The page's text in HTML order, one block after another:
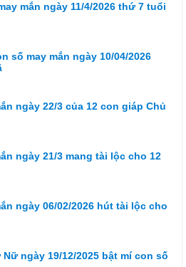
mắn ngày 11/4/2026 thứ 7 tuổi
số may mắn ngày 10/04/2026
ngày 22/3 của 12 con giáp Chủ
ngày 21/3 mang tài lộc cho 12
ngày 06/02/2026 hút tài lộc cho
ngày 19/12/2025 bật mí con số